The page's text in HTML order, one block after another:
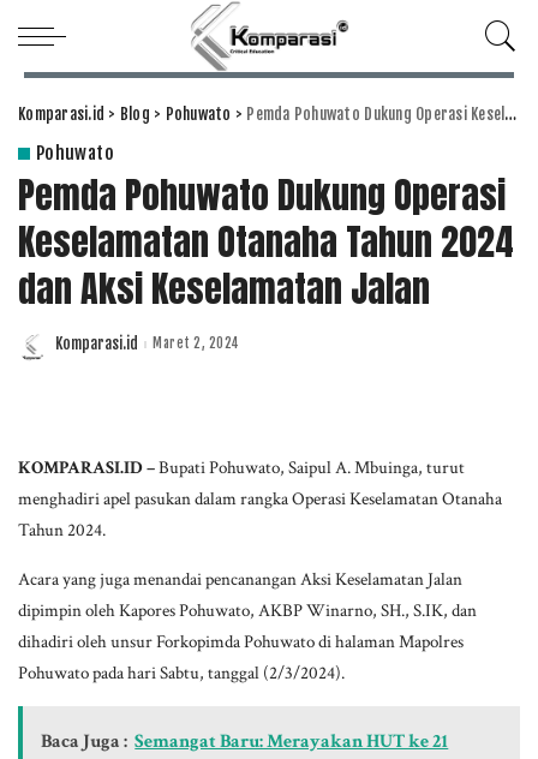
Komparasi.id > Blog > Pohuwato > Pemda Pohuwato Dukung Operasi Keselamatan Otanaha Tahun 2024 dan Aksi Keselamatan Jalan
Pohuwato
Pemda Pohuwato Dukung Operasi
Keselamatan Otanaha Tahun 2024
dan Aksi Keselamatan Jalan
Posted
Komparasi.id Maret 2, 2024
KOMPARASI.ID –Bupati Pohuwato, Saipul A. Mbuinga, turut
menghadiri apel pasukan dalam rangka Operasi Keselamatan Otanaha
Tahun 2024.
Acara yang juga menandai pencanangan Aksi Keselamatan Jalan
dipimpin oleh Kapores Pohuwato, AKBP Winarno, SH., S.IK, dan
dihadiri oleh unsur Forkopimda Pohuwato di halaman Mapolres
Pohuwato pada hari Sabtu, tanggal (2/3/2024).
Baca Juga : Semangat Baru: Merayakan HUT ke 21